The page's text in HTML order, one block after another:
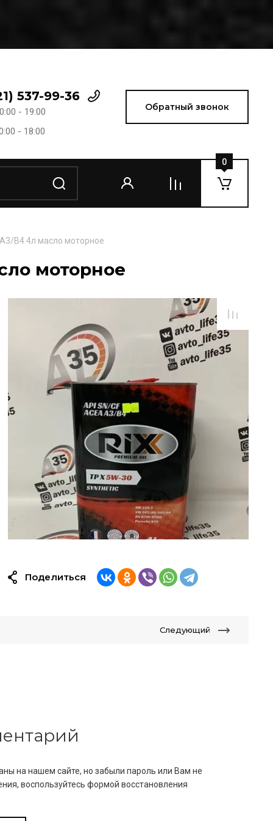
537-99-36
- 19:00
- 18:00
Обратный звонок
0
А3/В4 4л масло моторное
моторное
Поделиться
Следующий
на нашем сайте, но забыли пароль или Вам не
воспользуйтесь формой восстановления